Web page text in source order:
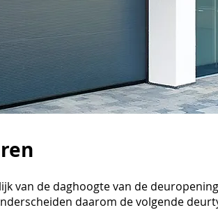
van de daghoogte van de
daarom de volgende